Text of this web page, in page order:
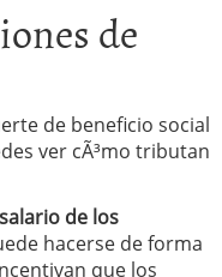
de
de beneficio social
ver cÃ³mo tributan
de los
hacerse de forma
que los